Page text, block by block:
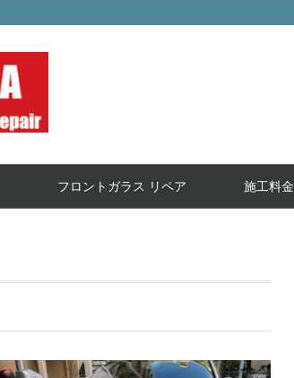
フロントガラス リペア 施工料金